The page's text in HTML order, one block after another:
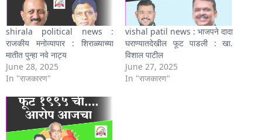
shirala political news :
राजकीय मनोव्यापार : शिराळ्याच्या
मातीत पुन्हा नवे नाट्य
June 28, 2025
In "राजकारण"
vishal patil news : भाजपने दादा
घराण्यातदेखील फूट पाडली : खा.
विशाल पाटील
June 27, 2025
In "राजकारण"